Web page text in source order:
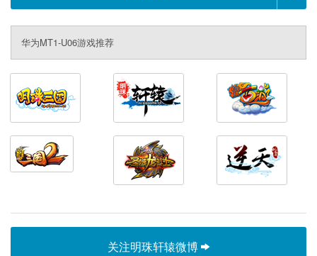
华为MT1-U06游戏推荐
关注明珠轩辕微博